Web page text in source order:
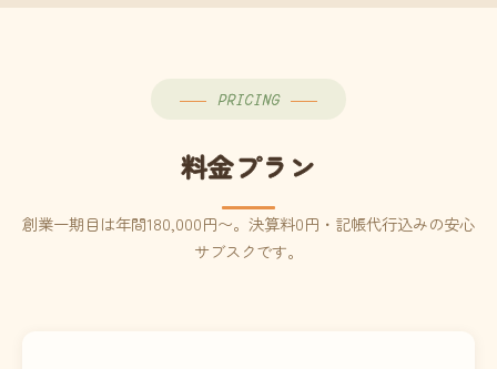
PRICING
料金プラン
創業一期目は年間180,000円〜。決算料0円・記帳代行込みの安心
サブスクです。